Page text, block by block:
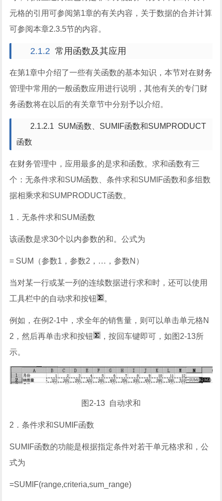
元格的引用可参阅第1章的有关内容，关于数据的合并计算
可参阅本章2.3.5节的内容。
2.1.2常用函数及其应用
在第1章中介绍了一些有关函数的基本知识，本节对在财务
管理中常用的一般函数应用进行说明，其他有关的专门财
务函数将在以后的有关章节中分别予以介绍。
2.1.2.1 SUM函数、 SUMIF函数和SUMPRODUCT
函数
在财务管理中，应用最多的是求和函数。求和函数有三
个：无条件求和SUM函数、条件求和SUMIF函数和多组数
据相乘求和SUMPRODUCT函数。
1 ．无条件求和SUM函数
该函数是求30个以内参数的和。公式为
= SUM （参数1 ，参数2 ，…，参数N ）
当对某一行或某一列的连续数据进行求和时，还可以使用
工具栏中的自动求和按钮
。
例如，在例 2-1中，求全年的销售量，则可以单击单元格N
2 ，然后再单击求和按钮 ，按回车键即可，如图 2-13所
示。
图 2-13 自动求和
2 ．条件求和SUMIF函数
SUMIF函数的功能是根据指定条件对若干单元格求和，公
式为
=SUMIF(range,criteria,sum_range)